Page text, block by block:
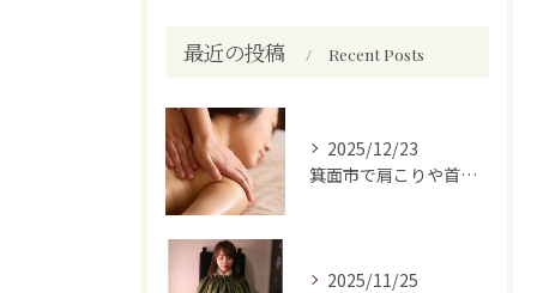
最近の投稿 Recent Posts
2025/12/23
箕面市で肩こりや首こりを根本から改善 女性専用整体院Mama Smileの体験事例と本当の変化
2025/11/25